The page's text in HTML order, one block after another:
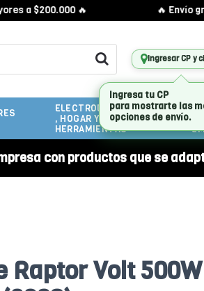
$200.000 🔥 🔥 Envío
Ingresar CP y
ELECTRODOMESTICOS
, HOGAR Y
HERRAMIENTAS
con productos que se
Raptor Volt